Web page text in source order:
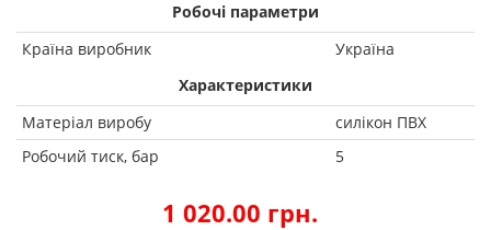
Робочі параметри
Країна виробник
Україна
Характеристики
Матеріал виробу
силікон ПВХ
Робочий тиск, бар
5
1 020.00 грн.